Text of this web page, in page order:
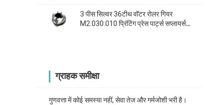
3 पीस सिल्वर 36टीथ वॉटर रोलर गियर
M2.030.010 प्रिंटिंग प्रेस पार्ट्स सप्लायर्स
ग्राहक समीक्षा
गुणवत्ता में कोई समस्या नहीं, सेवा तेज और गर्मजोशी भरी है।